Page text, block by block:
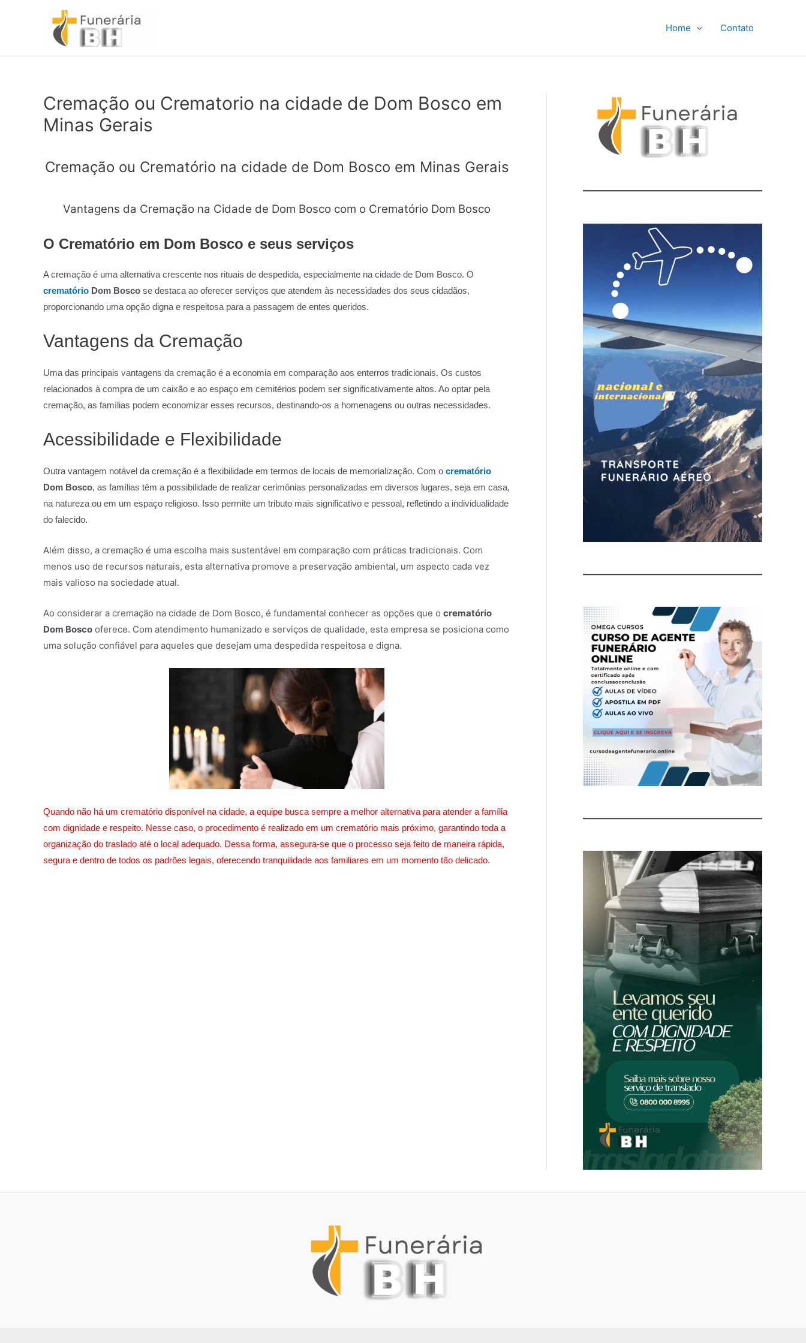
Home Contato
Cremação ou Crematorio na cidade de Dom Bosco em
Minas Gerais
Cremação ou Crematório na cidade de Dom Bosco em Minas Gerais
Vantagens da Cremação na Cidade de Dom Bosco com o Crematório Dom Bosco
O Crematório em Dom Bosco e seus serviços
A cremação é uma alternativa crescente nos rituais de despedida, especialmente na cidade de Dom Bosco. O
crematório Dom Bosco se destaca ao oferecer serviços que atendem às necessidades dos seus cidadãos,
proporcionando uma opção digna e respeitosa para a passagem de entes queridos.
Vantagens da Cremação
Uma das principais vantagens da cremação é a economia em comparação aos enterros tradicionais. Os custos
relacionados à compra de um caixão e ao espaço em cemitérios podem ser significativamente altos. Ao optar pela
cremação, as famílias podem economizar esses recursos, destinando-os a homenagens ou outras necessidades.
Acessibilidade e Flexibilidade
Outra vantagem notável da cremação é a flexibilidade em termos de locais de memorialização. Com o crematório
Dom Bosco, as famílias têm a possibilidade de realizar cerimônias personalizadas em diversos lugares, seja em casa,
na natureza ou em um espaço religioso. Isso permite um tributo mais significativo e pessoal, refletindo a individualidade
do falecido.
Além disso, a cremação é uma escolha mais sustentável em comparação com práticas tradicionais. Com
menos uso de recursos naturais, esta alternativa promove a preservação ambiental, um aspecto cada vez
mais valioso na sociedade atual.
Ao considerar a cremação na cidade de Dom Bosco, é fundamental conhecer as opções que o crematório
Dom Bosco oferece. Com atendimento humanizado e serviços de qualidade, esta empresa se posiciona como
uma solução confiável para aqueles que desejam uma despedida respeitosa e digna.
Quando não há um crematório disponível na cidade, a equipe busca sempre a melhor alternativa para atender a família
com dignidade e respeito. Nesse caso, o procedimento é realizado em um crematório mais próximo, garantindo toda a
organização do traslado até o local adequado. Dessa forma, assegura-se que o processo seja feito de maneira rápida,
segura e dentro de todos os padrões legais, oferecendo tranquilidade aos familiares em um momento tão delicado.